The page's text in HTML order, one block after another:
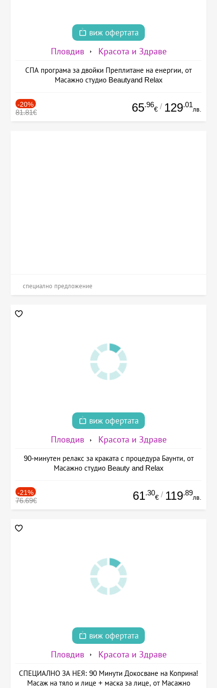
виж офертата
Пловдив Красота и Здраве
СПА програма за двойки Преплитане на енергии, от
Масажно студио Beautyand Relax
-20%
81.81€ 65.96
€ / 129.01
лв.
специално предложение
виж офертата
Пловдив Красота и Здраве
90-минутен релакс за краката с процедура Баунти, от
Масажно студио Beauty and Relax
-21%
76.69€ 61.30
€ / 119.89
лв.
виж офертата
Пловдив Красота и Здраве
СПЕЦИАЛНО ЗА НЕЯ: 90 Минути Докосване на Коприна!
Масаж на тяло и лице + маска за лице, от Масажно